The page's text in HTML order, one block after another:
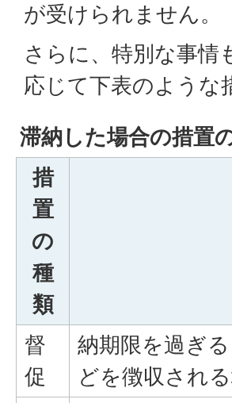
が受けられません。
さらに、特別な事情
応じて下表のような
滞納した場合の措置
措
置
の
種
類
督
促
納期限を過ぎ
どを徴収され